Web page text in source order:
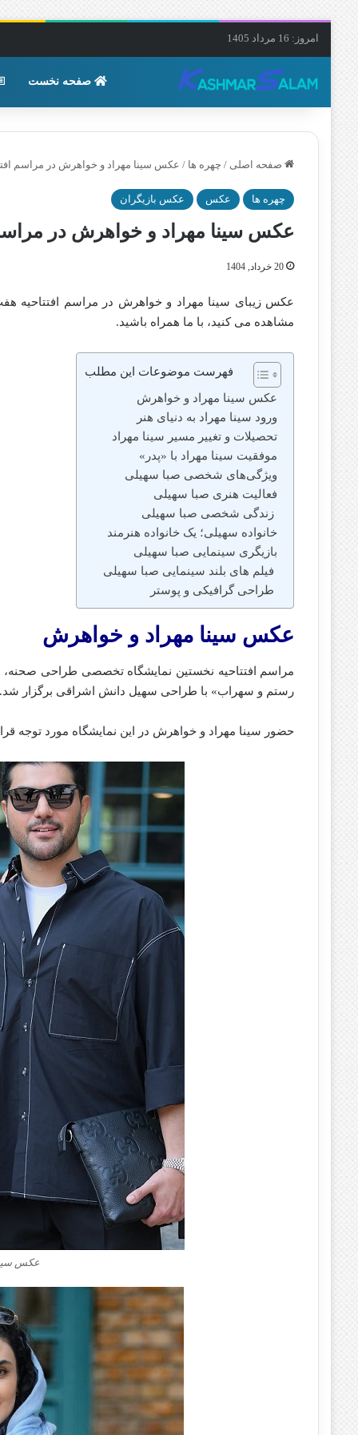
امروز: 16 مرداد 1405
صفحه نخست
صفحه اصلی / چهره ها / عکس سینا مهراد و خواهرش در مراسم
چهره ها عکس عکس بازیگران
عکس سینا مهراد و خواهرش در
20 خرداد, 1404
عکس زیبای سینا مهراد و خواهرش در مراسم افتتاحیه
مشاهده می کنید، با ما همراه باشید.
فهرست موضوعات این مطلب
عکس سینا مهراد و خواهرش
ورود سینا مهراد به دنیای هنر
تحصیلات و تغییر مسیر سینا مهراد
موفقیت سینا مهراد با «پدر»
ویژگی‌های شخصی صبا سهیلی
فعالیت هنری صبا سهیلی
زندگی شخصی صبا سهیلی
خانواده سهیلی؛ یک خانواده هنرمند
بازیگری سینمایی صبا سهیلی
فیلم‌ های بلند سینمایی صبا سهیلی
طراحی گرافیکی و پوستر
عکس سینا مهراد و خواهرش
مراسم افتتاحیه نخستین نمایشگاه تخصصی طراحی
رستم و سهراب» با طراحی سهیل دانش‌ اشراقی برگزار شد.
حضور سینا مهراد و خواهرش در این نمایشگاه مورد توجه
عکس